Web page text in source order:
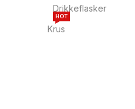
Drikkeflasker
Krus
HOT